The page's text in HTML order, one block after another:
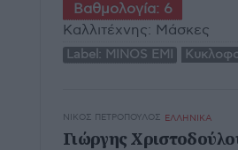
Βαθμολογία: 6
Καλλιτέχνης: Μάσκες
Label: MINOS EMI
ΝΊΚΟΣ ΠΕΤΡΌΠΟΥΛΟΣ ΕΛΛΗΝΙΚΑ
Γιώργης